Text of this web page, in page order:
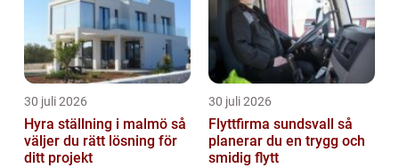
30 juli 2026
Hyra ställning i malmö så
väljer du rätt lösning för
ditt projekt
30 juli 2026
Flyttfirma sundsvall så
planerar du en trygg och
smidig flytt